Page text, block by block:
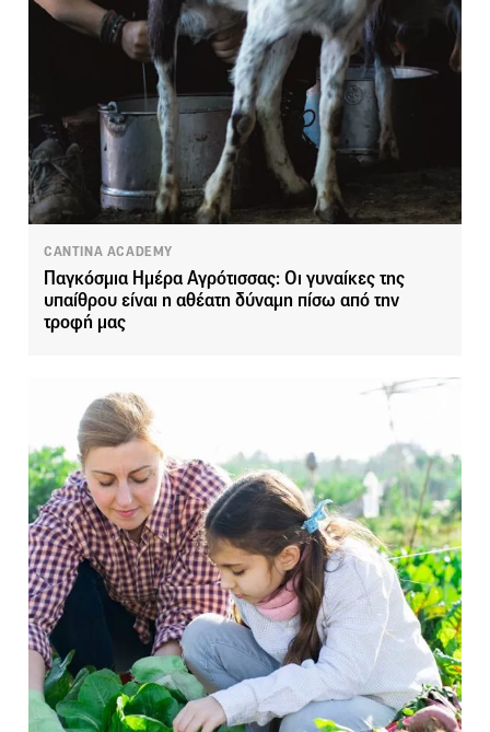
CANTINA ACADEMY
Παγκόσμια Ημέρα Αγρότισσας: Οι γυναίκες της
υπαίθρου είναι η αθέατη δύναμη πίσω από την
τροφή μας